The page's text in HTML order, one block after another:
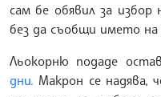
сам бе обявил за
без да съобщи името
Льокорню подаде
дни. Макрон се надява,